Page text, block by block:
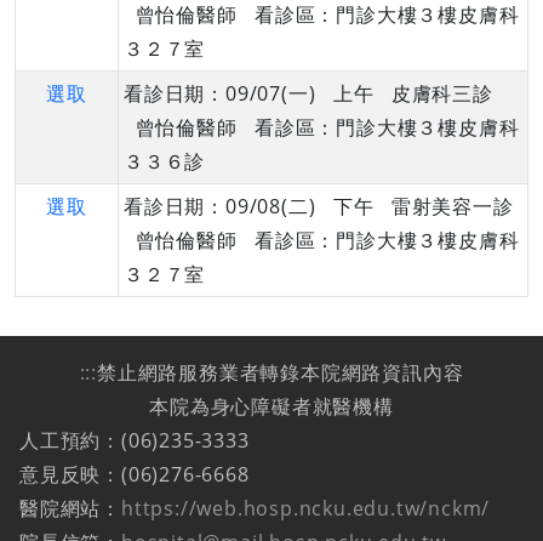
曾怡倫醫師 看診區：門診大樓３樓皮膚科
３２７室
選取
看診日期：09/07(一) 上午 皮膚科三診
曾怡倫醫師 看診區：門診大樓３樓皮膚科
３３６診
選取
看診日期：09/08(二) 下午 雷射美容一診
曾怡倫醫師 看診區：門診大樓３樓皮膚科
３２７室
:::禁止網路服務業者轉錄本院網路資訊內容
本院為身心障礙者就醫機構
人工預約：(06)235-3333
意見反映：(06)276-6668
醫院網站： https://web.hosp.ncku.edu.tw/nckm/